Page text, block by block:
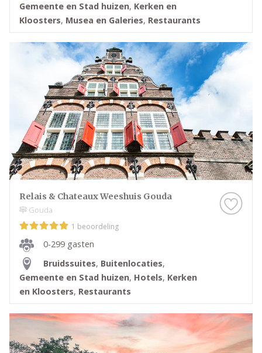
Gemeente en Stad huizen, Kerken en
Kloosters, Musea en Galeries, Restaurants
Relais & Chateaux Weeshuis Gouda
Gouda
1 beoordeling
0-299 gasten
Bruidssuites, Buitenlocaties,
Gemeente en Stad huizen, Hotels, Kerken
en Kloosters, Restaurants